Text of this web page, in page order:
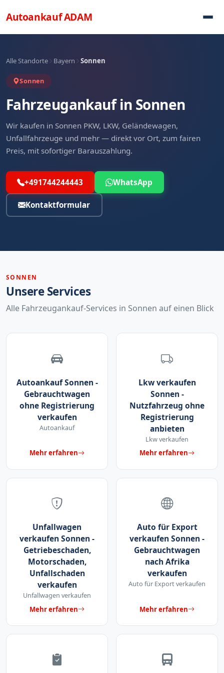
AutoankaufADAM
Alle Standorte Bayern Sonnen
Sonnen
Fahrzeugankauf in Sonnen
Wir kaufen in Sonnen PKW, LKW, Geländewagen,
Unfallfahrzeuge und mehr — direkt vor Ort, zum fairen
Preis, mit sofortiger Barauszahlung.
+491744244443 WhatsApp
Kontaktformular
SONNEN
Unsere Services
Alle Fahrzeugankauf-Services in Sonnen auf einen Blick
Autoankauf Sonnen -
Gebrauchtwagen
ohne Registrierung
verkaufen
Autoankauf
Mehr erfahren
Lkw verkaufen
Sonnen -
Nutzfahrzeug ohne
Registrierung
anbieten
Lkw verkaufen
Mehr erfahren
Unfallwagen
verkaufen Sonnen -
Getriebeschaden,
Motorschaden,
Unfallschaden
verkaufen
Unfallwagen verkaufen
Mehr erfahren
Auto für Export
verkaufen Sonnen -
Gebrauchtwagen
nach Afrika
verkaufen
Auto für Export verkaufen
Mehr erfahren